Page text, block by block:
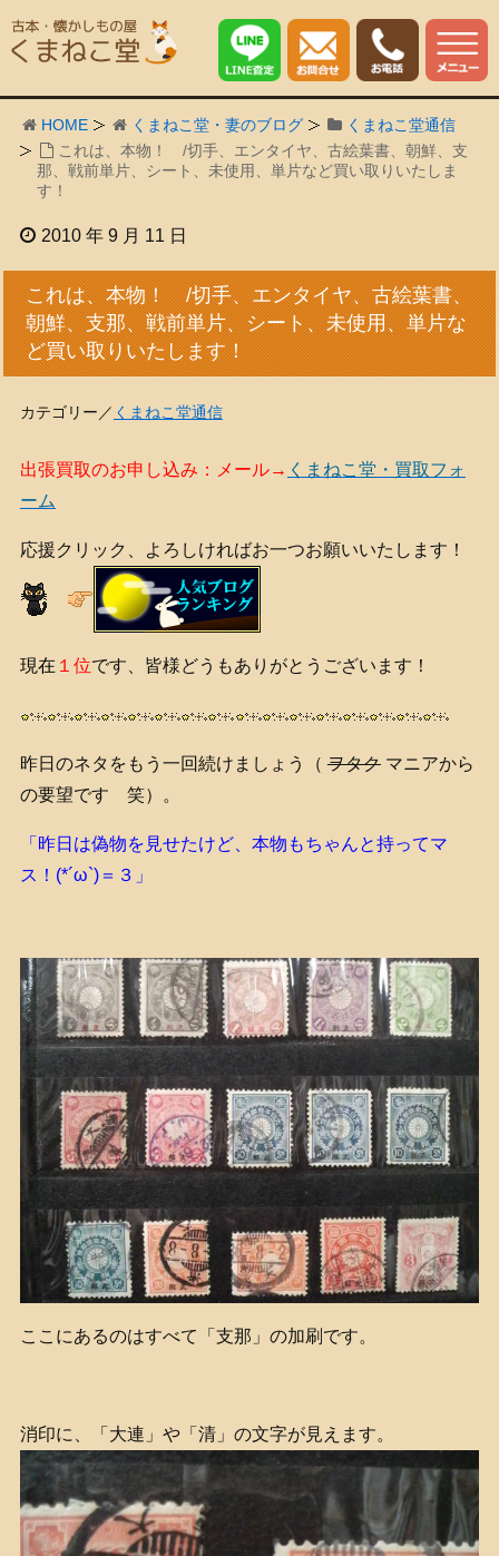
HOME くまねこ堂・妻のブログ
くまねこ堂通信
これは、本物！ /切手、エンタイヤ、古絵葉書、朝鮮、支
那、戦前単片、シート、未使用、単片など買い取りいたしま
す！
2010 年 9 月 11 日
これは、本物！ /切手、エンタイヤ、古絵葉書、
朝鮮、支那、戦前単片、シート、未使用、単片な
ど買い取りいたします！
カテゴリー／ くまねこ堂通信
出張買取のお申し込み：メール→ くまねこ堂・買取フォ
ーム
応援クリック、よろしければお一つお願いいたします！
現在 １位です、皆様どうもありがとうございます！
昨日のネタをもう一回続けましょう（ ヲタクマニアから
の要望です 笑）。
「昨日は偽物を見せたけど、本物もちゃんと持ってマ
ス！(*´ω`)＝３」
ここにあるのはすべて「支那」の加刷です。
消印に、「大連」や「清」の文字が見えます。